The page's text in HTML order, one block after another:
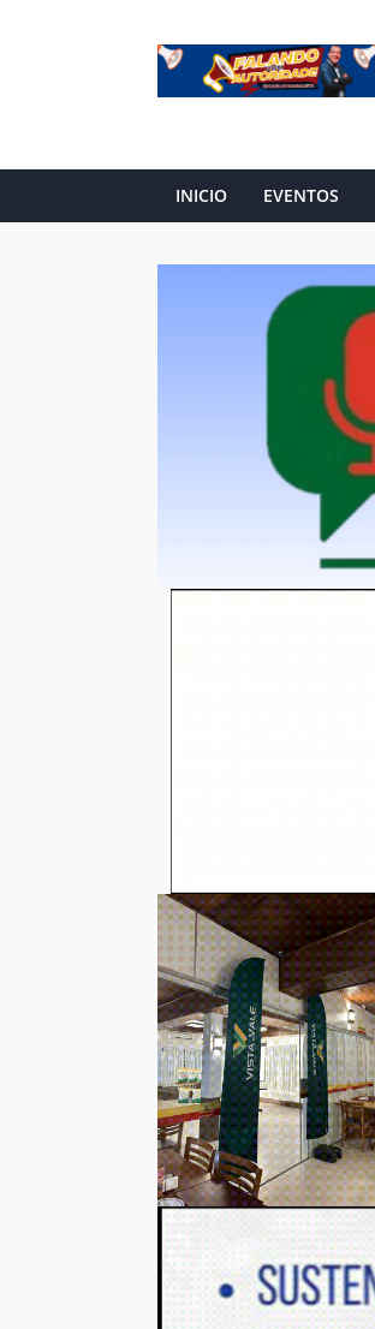
INICIO EVENTOS